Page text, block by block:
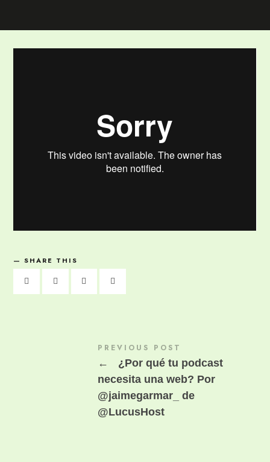
SHARE THIS
PREVIOUS POST
←
¿Por qué tu podcast
necesita una web? Por
@jaimegarmar_ de
@LucusHost